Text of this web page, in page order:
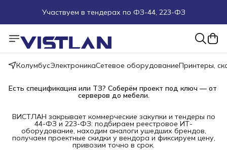
Участвуем в тендерах по ФЗ-44, 223-ФЗ
КолумбусЭлектроникаСетевое оборудованиеПринтеры,
Есть спецификация или ТЗ? Соберём проект под ключ — от
серверов до мебели.
ВИСТЛАН закрывает коммерческие закупки и тендеры по
44-ФЗ и 223-ФЗ: подбираем реестровое ИТ-
оборудование, находим аналоги ушедших брендов,
получаем проектные скидки у вендора и фиксируем цену,
привозим точно в срок.